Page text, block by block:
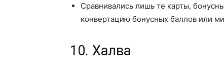
Сравнивались лишь те карты,
конвертацию бонусных баллов или
10. Халва